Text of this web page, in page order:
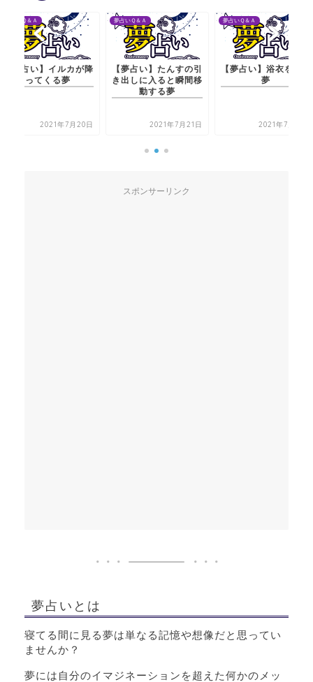
夢占いＱ＆Ａ
【夢占い】たんすの引
き出しに入ると瞬間移
2021年7月21日
夢占いＱ＆Ａ
【夢占い】浴衣を縫う
夢
2021年7月21日
夢占いＱ＆Ａ
【夢占い】イルカが
2021年7月20
スポンサーリンク
夢占いとは
寝てる間に見る夢は単なる記憶や想像だと思ってい
ませんか？
夢には自分のイマジネーションを超えた何かのメッ